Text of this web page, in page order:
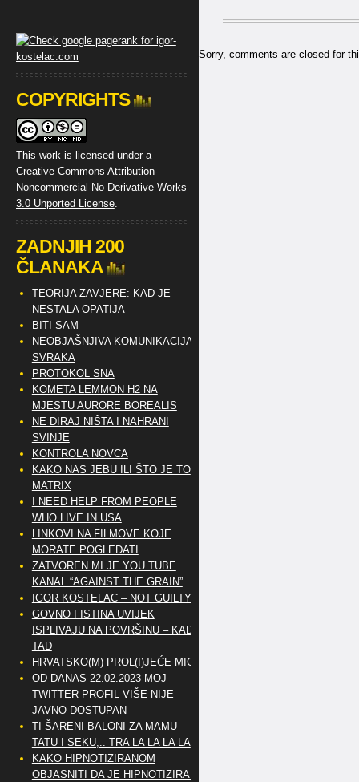
Sorry, comments are closed for
COPYRIGHTS
This work is licensed under a
Creative Commons Attribution-
Noncommercial-No Derivative Works
3.0 Unported License.
ZADNJIH 200
ČLANAKA
TEORIJA ZAVJERE: KAD JE
NESTALA OPATIJA
BITI SAM
NEOBJAŠNJIVA KOMUNIKACIJA
SVRAKA
PROTOKOL SNA
KOMETA LEMMON H2 NA
MJESTU AURORE BOREALIS
NE DIRAJ NIŠTA I NAHRANI
SVINJE
KONTROLA NOVCA
KAKO NAS JEBU ILI ŠTO JE TO
MATRIX
I NEED HELP FROM PEOPLE
WHO LIVE IN USA
LINKOVI NA FILMOVE KOJE
MORATE POGLEDATI
ZATVOREN MI JE YOU TUBE
KANAL “AGAINST THE GRAIN”
IGOR KOSTELAC – NOT GUILTY
GOVNO I ISTINA UVIJEK
ISPLIVAJU NA POVRŠINU – KAD
TAD
HRVATSKO(M) PROL(I)JEĆE MIG
OD DANAS 22.02.2023 MOJ
TWITTER PROFIL VIŠE NIJE
JAVNO DOSTUPAN
TI ŠARENI BALONI ZA MAMU
TATU I SEKU,.. TRA LA LA LA LA
KAKO HIPNOTIZIRANOM
OBJASNITI DA JE HIPNOTIZIRAN